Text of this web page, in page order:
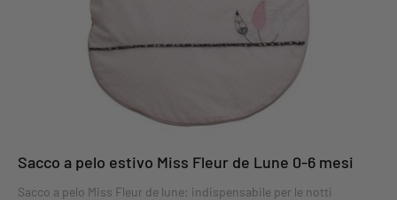
Sacco a pelo estivo Miss Fleur de Lune 0-6 mesi
Sacco a pelo Miss Fleur de lune: indispensabile per le notti